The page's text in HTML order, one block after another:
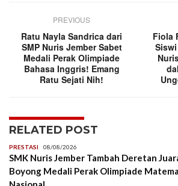
PREVIOUS
Ratu Nayla Sandrica dari
SMP Nuris Jember Sabet
Medali Perak Olimpiade
Bahasa Inggris! Emang
Ratu Sejati Nih!
Fiola
RELATED POST
PRESTASI 08/08/2026
SMK Nuris Jember Tambah Deretan
Boyong Medali Perak Olimpiade